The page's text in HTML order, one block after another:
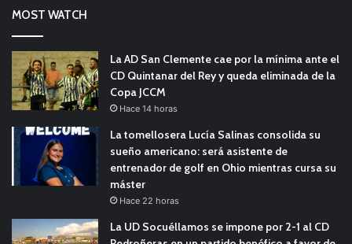
MOST WATCH
La AD San Clemente cae por la mínima ante el
CD Quintanar del Rey y queda eliminada de la
Copa JCCM
Hace 14 horas
La tomellosera Lucía Salinas consolida su
sueño americano: será asistente de
entrenador de golf en Ohio mientras cursa su
máster
Hace 22 horas
La UD Socuéllamos se impone por 2-1 al CD